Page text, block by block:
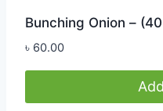
Bunching Onion –
৳ 60.00